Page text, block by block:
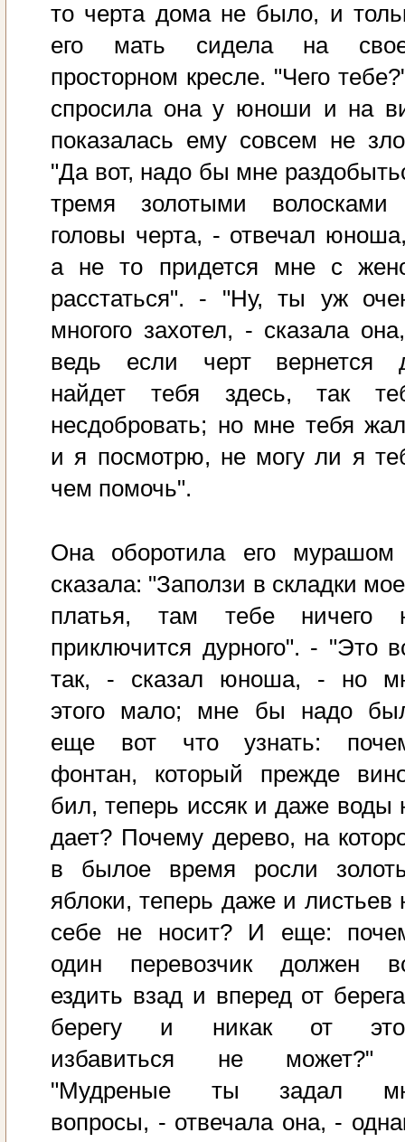
то черта дома не было, и
его мать сидела на
просторном кресле. "Чего
спросила она у юноши и на
показалась ему совсем не
"Да вот, надо бы мне
тремя золотыми
головы черта, - отвечал
а не то придется мне с
расстаться". - "Ну, ты уж
многого захотел, - сказала
ведь если черт вернется
найдет тебя здесь, так
несдобровать; но мне тебя
и я посмотрю, не могу ли я
чем помочь".
Она оборотила его
сказала: "Заползи в складки
платья, там тебе ничего
приключится дурного". - "Это
так, - сказал юноша, - но
этого мало; мне бы надо
еще вот что узнать:
фонтан, который прежде
бил, теперь иссяк и даже воды
дает? Почему дерево, на
в былое время росли
яблоки, теперь даже и листьев
себе не носит? И еще:
один перевозчик должен
ездить взад и вперед от
берегу и никак от
избавиться не
"Мудреные ты задал
вопросы, - отвечала она, -